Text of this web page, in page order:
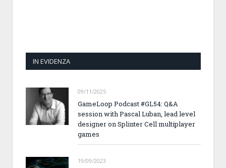
IN EVIDENZA
09/11/2025
GameLoop Podcast #GL54: Q&A
session with Pascal Luban, lead level
designer on Splinter Cell multiplayer
games
19/09/2023